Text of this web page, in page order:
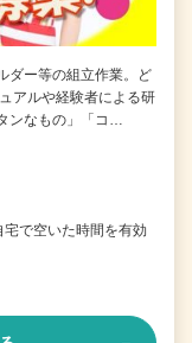
ダー等の組立作業。ど
アルや経験者による研
ンなもの」「コ…
で空いた時間を有効